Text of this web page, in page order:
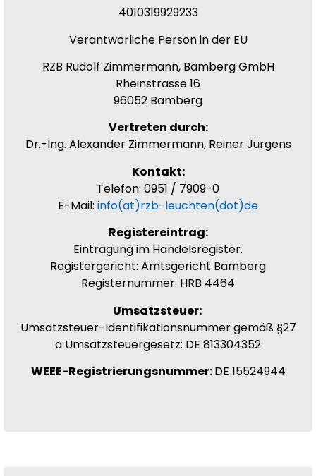
4010319929233
Verantworliche Person in der EU
RZB Rudolf Zimmermann, Bamberg GmbH
Rheinstrasse 16
96052 Bamberg
Vertreten durch:
Dr.-Ing. Alexander Zimmermann, Reiner Jürgens
Kontakt:
Telefon: 0951 / 7909-0
E-Mail: info(at)rzb-leuchten(dot)de
Registereintrag:
Eintragung im Handelsregister.
Registergericht: Amtsgericht Bamberg
Registernummer: HRB 4464
Umsatzsteuer:
Umsatzsteuer-Identifikationsnummer gemäß §27
a Umsatzsteuergesetz: DE 813304352
WEEE-Registrierungsnummer:DE 15524944